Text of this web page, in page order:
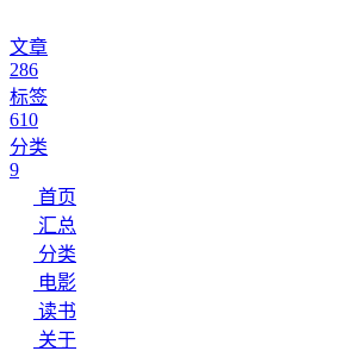
文章
286
标签
610
分类
9
首页
汇总
分类
电影
读书
关于